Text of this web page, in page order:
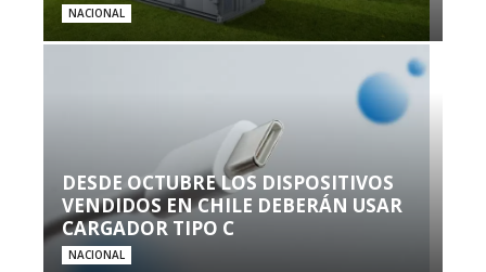
NACIONAL
DESDE OCTUBRE LOS DISPOSITIVOS
VENDIDOS EN CHILE DEBERÁN USAR
CARGADOR TIPO C
NACIONAL